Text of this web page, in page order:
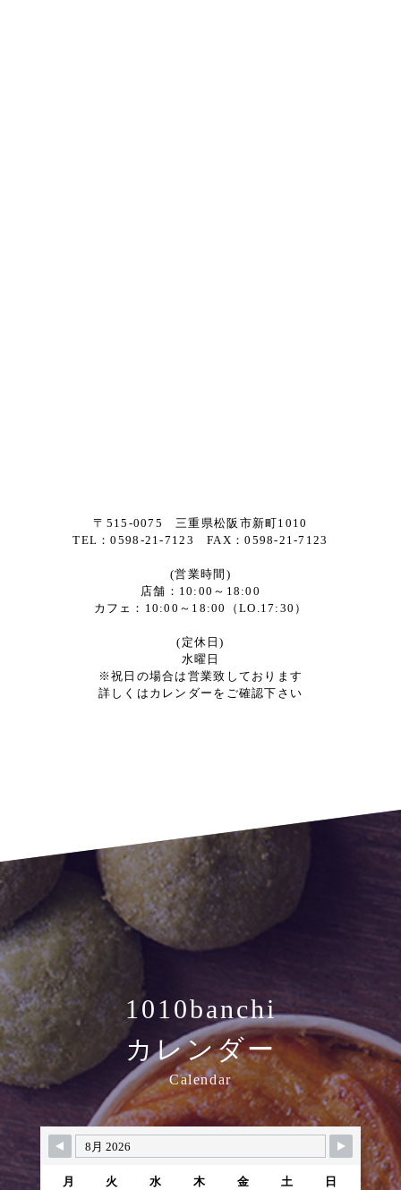
〒515-0075 三重県松阪市新町1010
TEL：0598-21-7123 FAX：0598-21-7123
(営業時間)
店舗：10:00～18:00
カフェ：10:00～18:00（LO.17:30）
(定休日)
水曜日
※祝日の場合は営業致しております
詳しくはカレンダーをご確認下さい
1010banchi
カレンダー
Calendar
月 火 水 木 金 土 日